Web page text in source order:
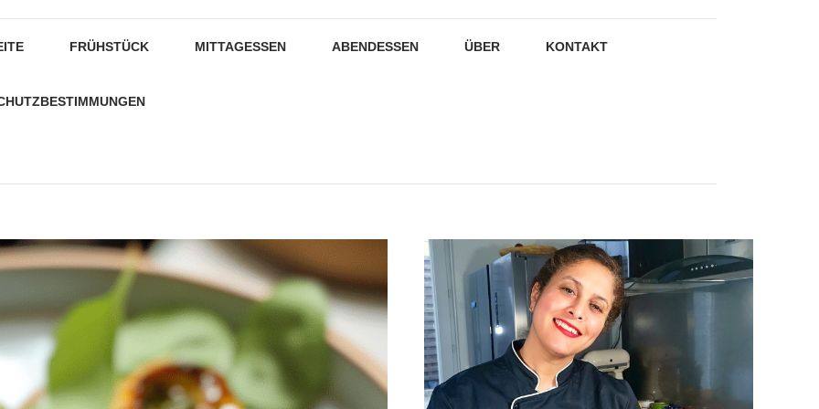
FRÜHSTÜCK MITTAGESSEN ABENDESSEN ÜBER KONTAKT